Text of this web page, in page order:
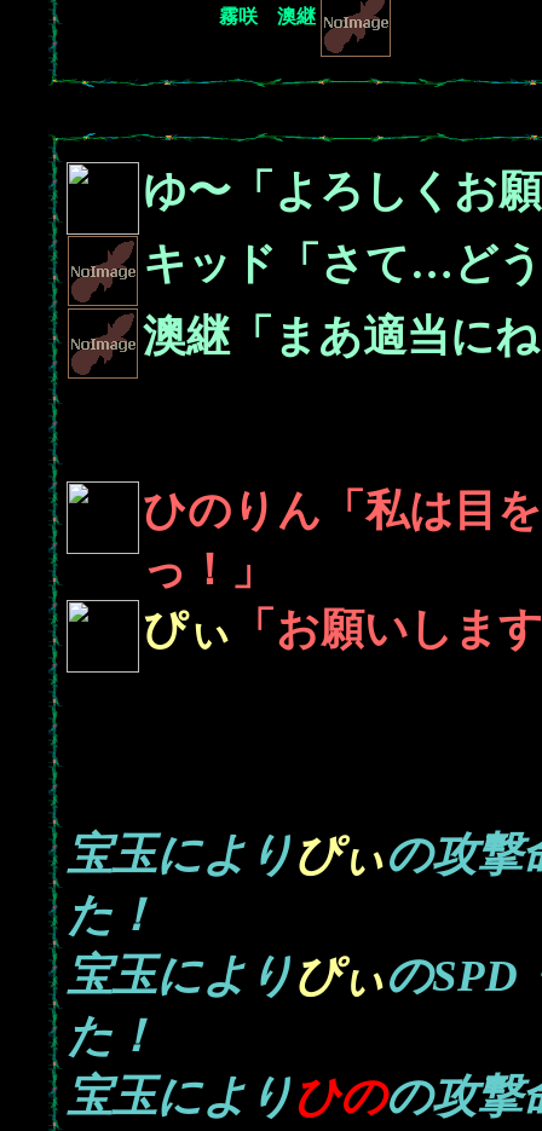
霧咲 澳継
ゆ〜「よろしくお
キッド「さて…ど
澳継「まあ適当に
ひのりん「私は目
っ！」
ぴぃ 「お願いしま
宝玉によりぴぃの攻撃
た！
宝玉によりぴぃのSPD
た！
宝玉によりひのの攻撃